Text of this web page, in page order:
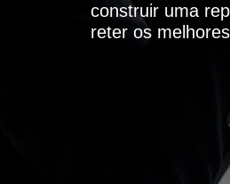
construir uma
reter os